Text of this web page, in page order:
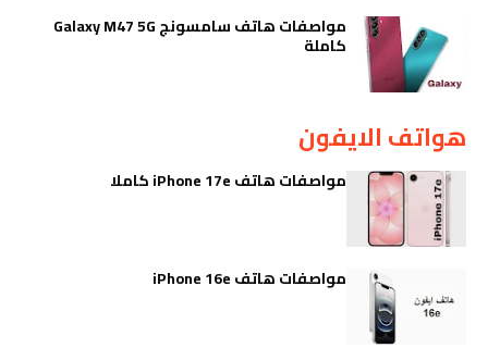
مواصفات هاتف سامسونج Galaxy M47 5G
كاملة
هواتف الايفون
مواصفات هاتف iPhone 17e كاملا
مواصفات هاتف iPhone 16e